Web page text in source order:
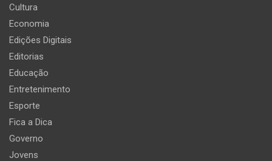
Cultura
Economia
Edições Digitais
Editorias
Educação
Entretenimento
Esporte
Fica a Dica
Governo
Jovens